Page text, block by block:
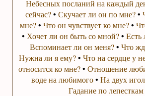
Небесных посланий на каждый
сейчас?•Скучает ли он по мне?•
мне?• Что он чувствует ко мне?•
• Хочет ли он быть со мной?•Есть
Вспоминает ли он меня?•Что
Нужна ли я ему?• Что на сердце у
относится ко мне?• Отношение
воде на любимого•На двух
Гадание по